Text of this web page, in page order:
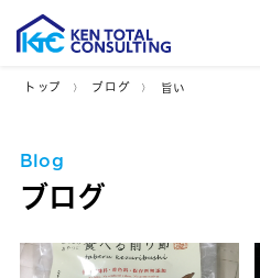
トップ ブログ 旨い
Blog
ブログ